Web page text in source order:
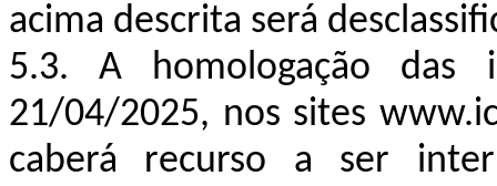
acima descrita será
5.3. A homologação das
21/04/2025, nos sites
caberá recurso a ser